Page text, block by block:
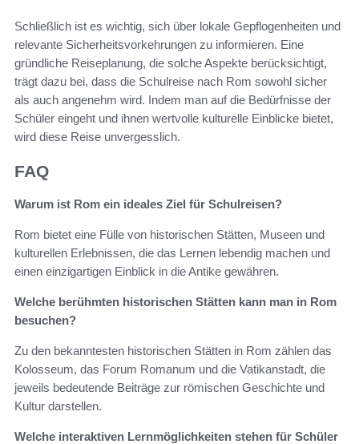
Schließlich ist es wichtig, sich über lokale Gepflogenheiten und
relevante Sicherheitsvorkehrungen zu informieren. Eine
gründliche Reiseplanung, die solche Aspekte berücksichtigt,
trägt dazu bei, dass die Schulreise nach Rom sowohl sicher
als auch angenehm wird. Indem man auf die Bedürfnisse der
Schüler eingeht und ihnen wertvolle kulturelle Einblicke bietet,
wird diese Reise unvergesslich.
FAQ
Warum ist Rom ein ideales Ziel für Schulreisen?
Rom bietet eine Fülle von historischen Stätten, Museen und
kulturellen Erlebnissen, die das Lernen lebendig machen und
einen einzigartigen Einblick in die Antike gewähren.
Welche berühmten historischen Stätten kann man in Rom
besuchen?
Zu den bekanntesten historischen Stätten in Rom zählen das
Kolosseum, das Forum Romanum und die Vatikanstadt, die
jeweils bedeutende Beiträge zur römischen Geschichte und
Kultur darstellen.
Welche interaktiven Lernmöglichkeiten stehen für Schüler